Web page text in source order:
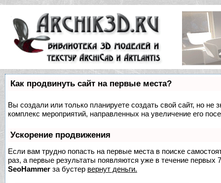
Как продвинуть сайт на первые места?
Вы создали или только планируете создать свой сайт, но не
комплекс мероприятий, направленных на увеличение его
Ускорение продвижения
Если вам трудно попасть на первые места в поиске
раз, а первые результаты появляются уже в течение первых
SeoHammer за бустер вернут деньги.